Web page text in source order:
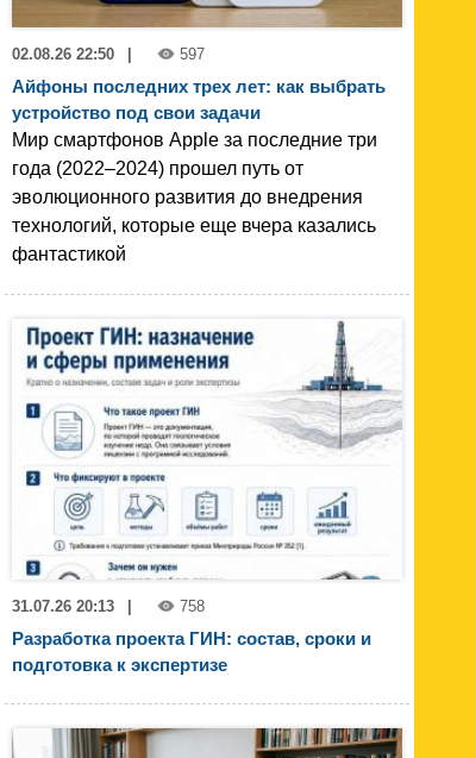
02.08.26 22:50 597
Айфоны последних трех лет: как выбрать
устройство под свои задачи
Мир смартфонов Apple за последние три
года (2022–2024) прошел путь от
эволюционного развития до внедрения
технологий, которые еще вчера казались
фантастикой
31.07.26 20:13 758
Разработка проекта ГИН: состав, сроки и
подготовка к экспертизе